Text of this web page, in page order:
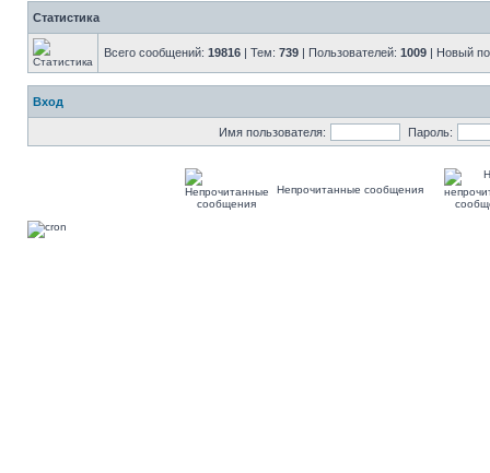
Статистика
Всего сообщений: 19816 | Тем: 739 | Пользователей: 1009 | Новый
Вход
Имя пользователя: Пароль:
Непрочитанные сообщения